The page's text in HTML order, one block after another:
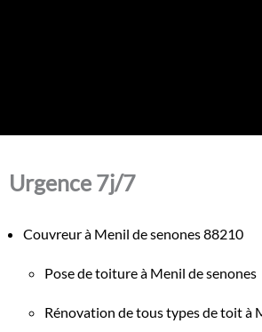
Urgence 7j/7
Couvreur à Menil de senones 88210
Pose de toiture à Menil de senones
Rénovation de tous types de toit à